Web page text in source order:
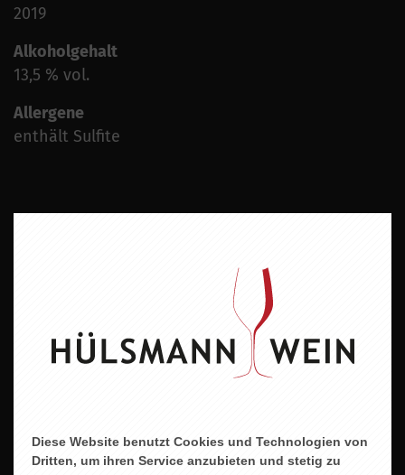
2019
Alkoholgehalt
13,5 % vol.
Allergene
enthält Sulfite
Diese Website benutzt Cookies und Technologien von
Dritten, um ihren Service anzubieten und stetig zu